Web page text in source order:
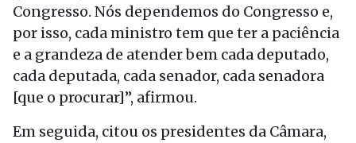
Congresso. Nós dependemos do Congresso e,
por isso, cada ministro tem que ter a paciência
e a grandeza de atender bem cada deputado,
cada deputada, cada senador, cada senadora
[que o procurar]”, afirmou.
Em seguida, citou os presidentes da Câmara,